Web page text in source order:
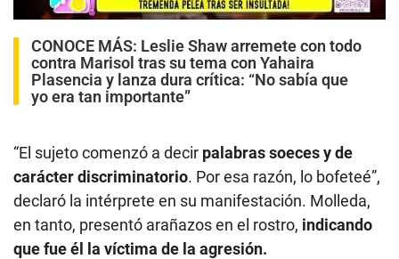
CONOCE MÁS: Leslie Shaw arremete con todo
contra Marisol tras su tema con Yahaira
Plasencia y lanza dura crítica: “No sabía que
yo era tan importante”
“El sujeto comenzó a decir palabras soeces y de
carácter discriminatorio. Por esa razón, lo bofeteé”,
declaró la intérprete en su manifestación. Molleda,
en tanto, presentó arañazos en el rostro, indicando
que fue él la víctima de la agresión.